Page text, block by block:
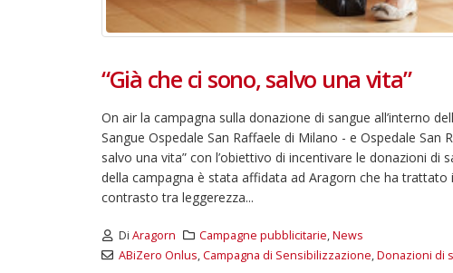
“Già che ci sono, salvo una vita”
On air la campagna sulla donazione di sangue all’interno
Sangue Ospedale San Raffaele di Milano - e Ospedale
salvo una vita” con l’obiettivo di incentivare le donazioni di
della campagna è stata affidata ad Aragorn che ha
contrasto tra leggerezza...
Di Aragorn Campagne pubblicitarie,News
ABiZero Onlus,Campagna di Sensibilizzazione,Donazioni di